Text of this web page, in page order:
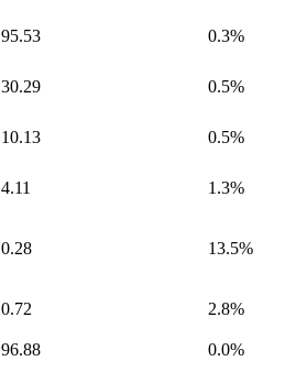
95.53 0.3%
30.29 0.5%
10.13 0.5%
4.11 1.3%
0.28 13.5%
0.72 2.8%
96.88 0.0%